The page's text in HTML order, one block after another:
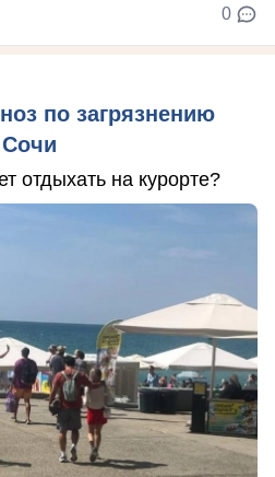
0
по загрязнению
отдыхать на курорте?